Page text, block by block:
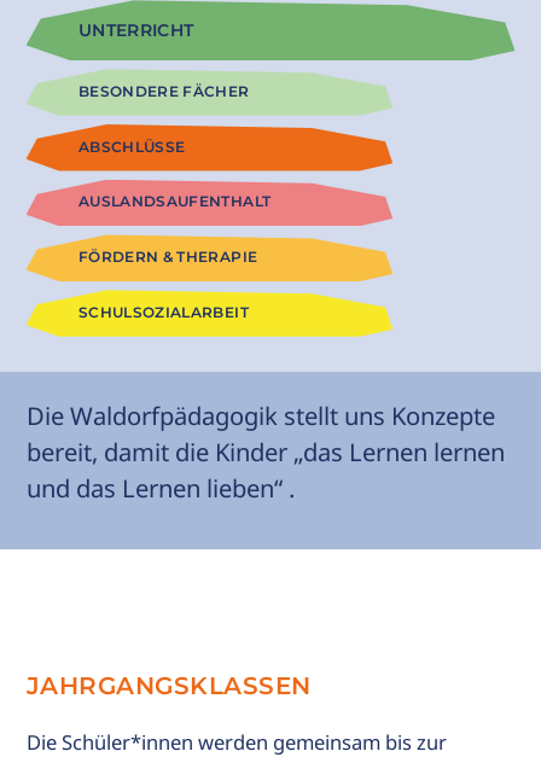
UNTERRICHT
BESONDERE FÄCHER
ABSCHLÜSSE
AUSLANDSAUFENTHALT
FÖRDERN & THERAPIE
SCHULSOZIALARBEIT
Die Waldorfpädagogik stellt uns Konzepte
bereit, damit die Kinder „das Lernen lernen
und das Lernen lieben“ .
JAHRGANGSKLASSEN
Die Schüler*innen werden gemeinsam bis zur